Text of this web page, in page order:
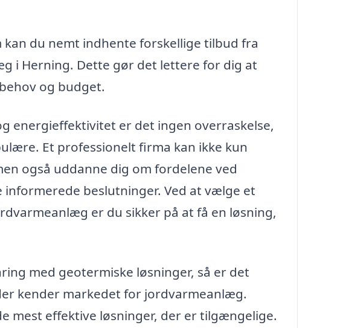
du nemt indhente forskellige tilbud fra
i Herning. Dette gør det lettere for dig at
og budget.
energieffektivitet er det ingen overraskelse,
Et professionelt firma kan ikke kun
også uddanne dig om fordelene ved
beslutninger. Ved at vælge et
er du sikker på at få en løsning,
med geotermiske løsninger, så er det
kender markedet for jordvarmeanlæg.
mest effektive løsninger, der er tilgængelige.